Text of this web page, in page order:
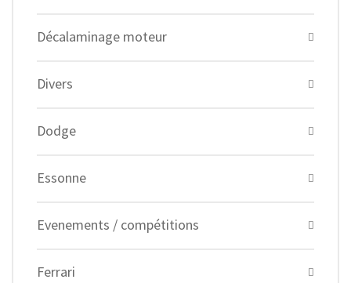
Décalaminage moteur
Divers
Dodge
Essonne
Evenements / compétitions
Ferrari